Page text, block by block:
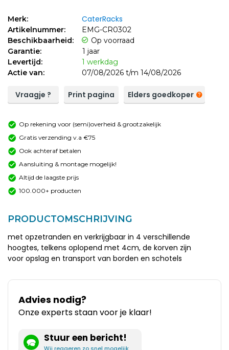
Merk: CaterRacks
Artikelnummer:
EMG-CR0302
Beschikbaarheid:
Op voorraad
Garantie:
1 jaar
Levertijd:
1 werkdag
Actie van:
07/08/2026 t/m 14/08/2026
Vraagje ? Print pagina Elders goedkoper
Op rekening voor (semi)overheid & grootzakelijk
Gratis verzending v.a €75
Ook achteraf betalen
Aansluiting & montage mogelijk!
Altijd de laagste prijs
100.000+ producten
PRODUCTOMSCHRIJVING
met opzetranden en verkrijgbaar in 4 verschillende
hoogtes, telkens oplopend met 4cm, de korven zijn
voor opslag en transport van borden en schotels
Advies nodig?
Onze experts staan voor je klaar!
Stuur een bericht!